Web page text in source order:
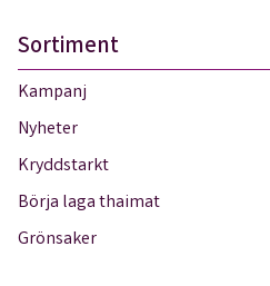
Sortiment
Kampanj
Nyheter
Kryddstarkt
Börja laga thaimat
Grönsaker